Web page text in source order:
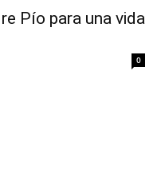
Pío para una vida
0